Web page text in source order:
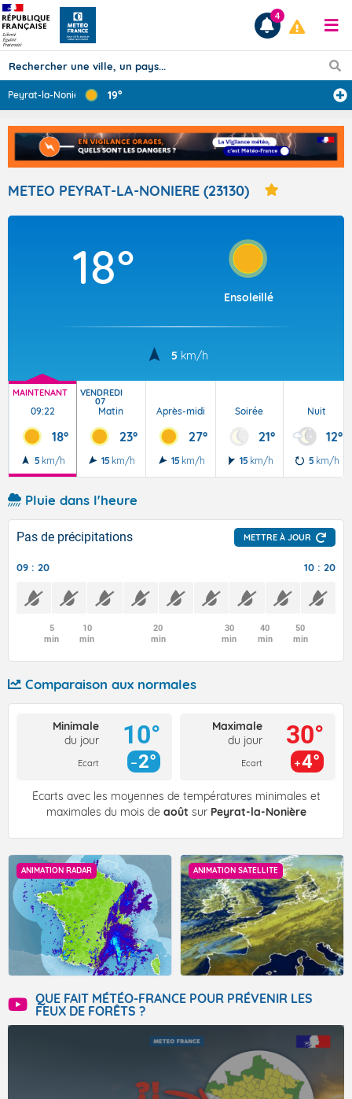
Prévisions
TOUS LES RÉSULTATS
Articles
4
Peyrat-la-Noniè ... 19°
METEO PEYRAT-LA-NONIERE (23130)
18°
Ensoleillé
5 km/h
MAINTENANT
09:22
18°
5 km/h
VENDREDI
07
Matin
23°
15 km/h
Après-midi
27°
15 km/h
Soirée
21°
15 km/h
Nuit
12°
5 km/h
Pluie dans l'heure
Pas de précipitations METTRE À JOUR
09 : 20 10 : 20
5
min
10
min
20
min
30
min
40
min
50
min
Comparaison aux normales
Minimale
du jour
Ecart
10°
2°
Maximale
du jour
Ecart
30°
4°
Écarts avec les moyennes de températures minimales et
maximales du mois de août sur Peyrat-la-Nonière
ANIMATION RADAR ANIMATION SATELLITE
QUE FAIT MÉTÉO-FRANCE POUR PRÉVENIR LES
FEUX DE FORÊTS ?